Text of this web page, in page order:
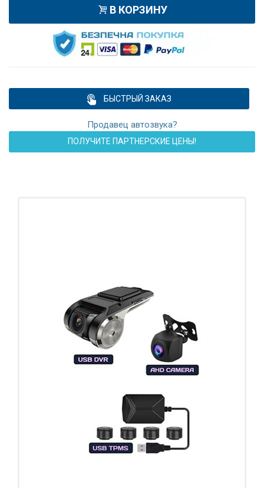
В КОРЗИНУ
БЫСТРЫЙ ЗАКАЗ
Продавец автозвука?
ПОЛУЧИТЕ ПАРТНЕРСКИЕ ЦЕНЫ!